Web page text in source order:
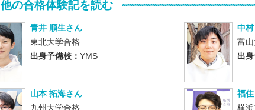
他の合格体験記を読む
青井 順生さん
東北大学合格
出身予備校： YMS
中
富
出身
山本 拓海さん
九州大学合格
福
横